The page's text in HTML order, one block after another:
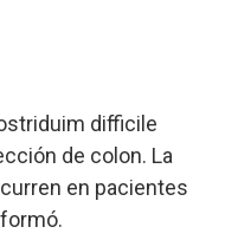
difficile
de colon. La
en pacientes